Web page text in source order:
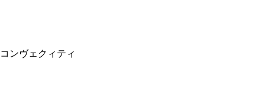
コンヴェクィティ